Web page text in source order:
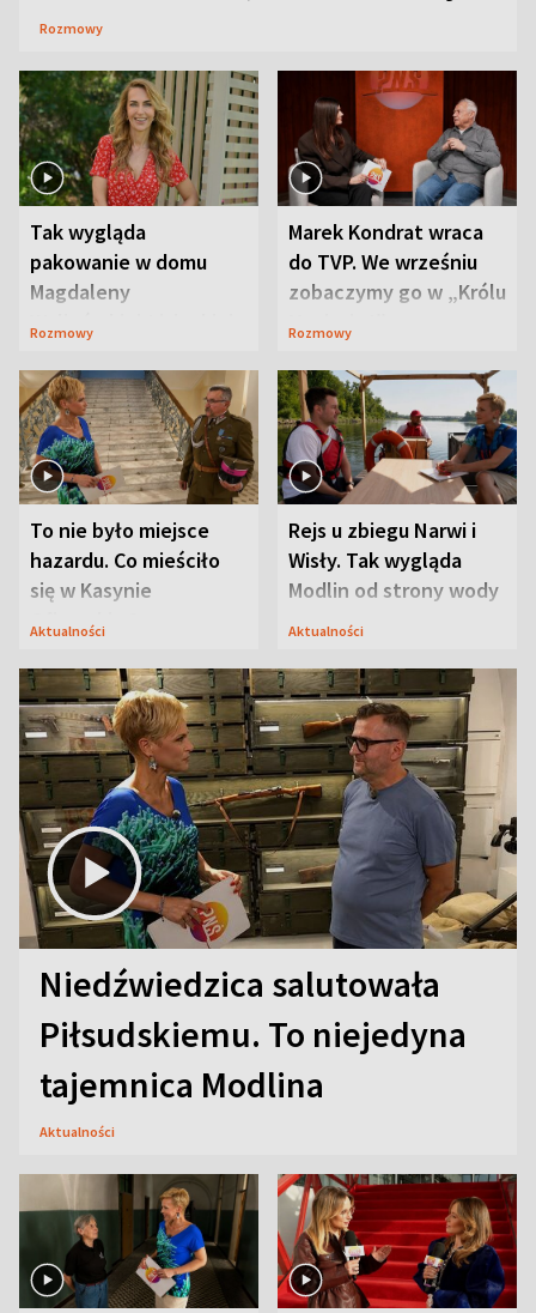
Rozmowy
Tak wygląda
pakowanie w domu
Magdaleny
Waligórskiej-Lisieckiej.
Rozmowy
Marek Kondrat wraca
do TVP. We wrześniu
zobaczymy go w „Królu
Maciusiu I”
Rozmowy
To nie było miejsce
hazardu. Co mieściło
się w Kasynie
Oficerskim?
Aktualności
Rejs u zbiegu Narwi i
Wisły. Tak wygląda
Modlin od strony wody
Aktualności
Niedźwiedzica salutowała
Piłsudskiemu. To niejedyna
tajemnica Modlina
Aktualności